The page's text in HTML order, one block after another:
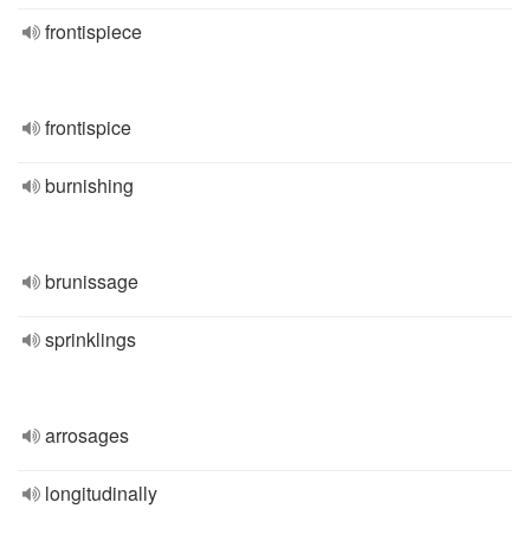
frontispiece
frontispice
burnishing
brunissage
sprinklings
arrosages
longitudinally